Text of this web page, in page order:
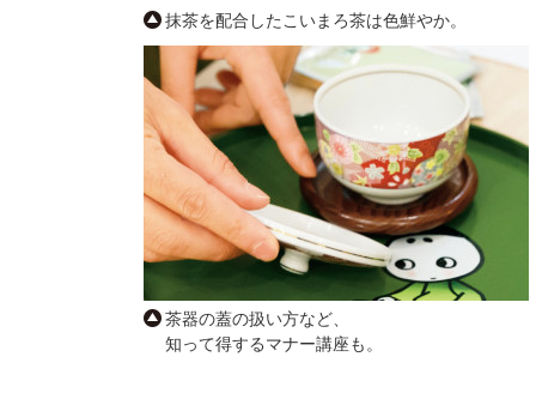
抹茶を配合したこいまろ茶は色鮮やか。
茶器の蓋の扱い方など、
知って得するマナー講座も。